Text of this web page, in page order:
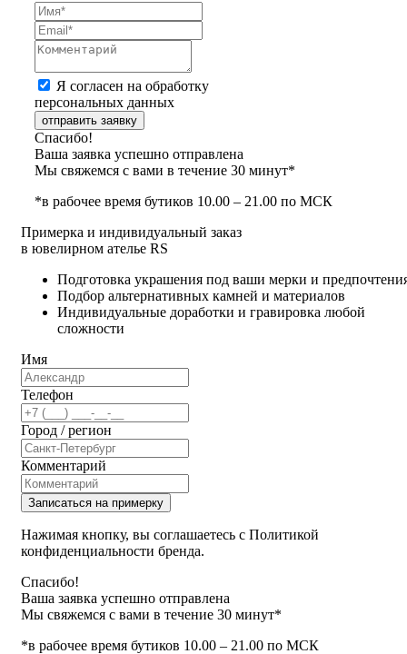
Я согласен на обработку
персональных данных
отправить заявку
Спасибо!
Ваша заявка успешно отправлена
Мы свяжемся с вами в течение 30 минут*
*в рабочее время бутиков 10.00 – 21.00 по МСК
Примерка и индивидуальный заказ
в ювелирном ателье RS
Подготовка украшения под ваши мерки и
Подбор альтернативных камней и материалов
Индивидуальные доработки и гравировка любой
сложности
Имя
Телефон
Город / регион
Комментарий
Записаться на примерку
Нажимая кнопку, вы соглашаетесь с Политикой
конфиденциальности бренда.
Спасибо!
Ваша заявка успешно отправлена
Мы свяжемся с вами в течение 30 минут*
*в рабочее время бутиков 10.00 – 21.00 по МСК